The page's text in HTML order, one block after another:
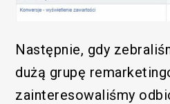
Następnie, gdy
dużą grupę
zainteresowaliśmy